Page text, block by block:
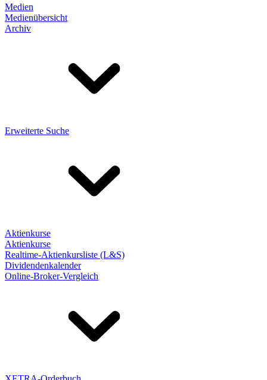
Medien
Medienübersicht
Archiv
Erweiterte Suche
Aktienkurse
Aktienkurse
Realtime-Aktienkursliste (L&S)
Dividendenkalender
Online-Broker-Vergleich